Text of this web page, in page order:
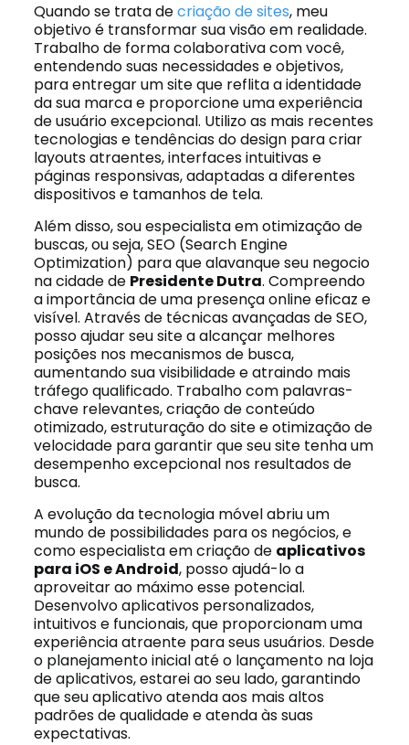
Quando se trata decriação de sites, meu
objetivo é transformar sua visão em realidade.
Trabalho de forma colaborativa com você,
entendendo suas necessidades e objetivos,
para entregar um site que reflita a identidade
da sua marca e proporcione uma experiência
de usuário excepcional. Utilizo as mais recentes
tecnologias e tendências do design para criar
layouts atraentes, interfaces intuitivas e
páginas responsivas, adaptadas a diferentes
dispositivos e tamanhos de tela.
Além disso, sou especialista em otimização de
buscas, ou seja, SEO (Search Engine
Optimization) para que alavanque seu negocio
na cidade de Presidente Dutra. Compreendo
a importância de uma presença online eficaz e
visível. Através de técnicas avançadas de SEO,
posso ajudar seu site a alcançar melhores
posições nos mecanismos de busca,
aumentando sua visibilidade e atraindo mais
tráfego qualificado. Trabalho com palavras-
chave relevantes, criação de conteúdo
otimizado, estruturação do site e otimização de
velocidade para garantir que seu site tenha um
desempenho excepcional nos resultados de
busca.
A evolução da tecnologia móvel abriu um
mundo de possibilidades para os negócios, e
como especialista em criação de aplicativos
para iOS e Android, posso ajudá-lo a
aproveitar ao máximo esse potencial.
Desenvolvo aplicativos personalizados,
intuitivos e funcionais, que proporcionam uma
experiência atraente para seus usuários. Desde
o planejamento inicial até o lançamento na loja
de aplicativos, estarei ao seu lado, garantindo
que seu aplicativo atenda aos mais altos
padrões de qualidade e atenda às suas
expectativas.